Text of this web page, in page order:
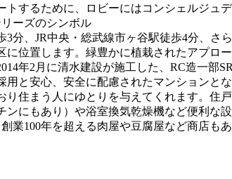
するために、ロビーにはコンシェルジュ
ーズのシンボル
分、JR中央・総武線市ヶ谷駅徒歩4分、
位置します。緑豊かに植栽されたアプ
年2月に清水建設が施工した、RC造一部
と安心、安全に配慮されたマンション
住まう人にゆとりを与えてくれます。
にもあり）や浴室換気乾燥機など便利
100年を超える肉屋や豆腐屋など商店もあ